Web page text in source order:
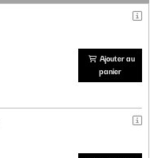
Ajouter au
panier